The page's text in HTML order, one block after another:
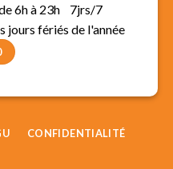
6h à 23h 7jrs/7
jours fériés de l'année
CONFIDENTIALITÉ